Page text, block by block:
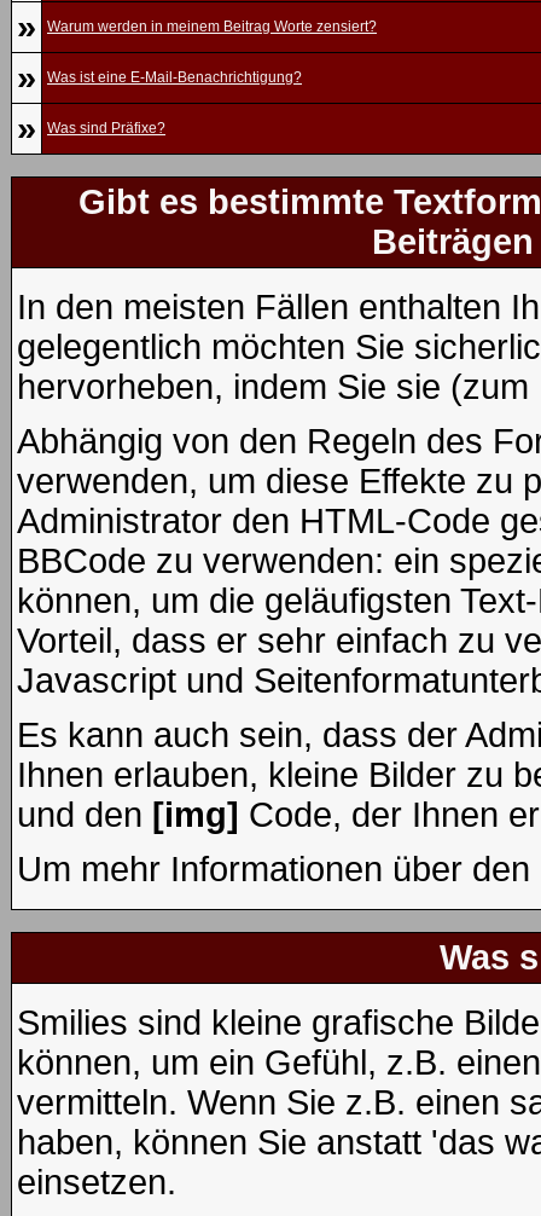
» Warum werden in meinem Beitrag Worte zensiert?
» Was ist eine E-Mail-Benachrichtigung?
» Was sind Präfixe?
Gibt es bestimmte
In den meisten Fällen enthalten
gelegentlich möchten Sie
hervorheben, indem Sie sie
Abhängig von den Regeln des
verwenden, um diese Effekte zu
Administrator den HTML-Code
BBCode zu verwenden: ein
können, um die geläufigsten
Vorteil, dass er sehr einfach zu
Javascript und
Es kann auch sein, dass der
Ihnen erlauben, kleine Bilder zu
und den [img] Code, der Ihnen
Um mehr Informationen über
Was
Smilies sind kleine grafische
können, um ein Gefühl, z.B.
vermitteln. Wenn Sie z.B. einen
haben, können Sie anstatt 'das
einsetzen.